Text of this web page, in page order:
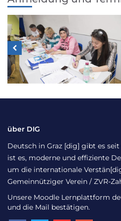
über DIG
Deutsch in Graz [dig] gibt es
ist es, moderne und effiziente
um die internationale
Gemeinnütziger Verein / ZVR-
Unsere Moodle Lernplattform
und die Mail bestätigen.